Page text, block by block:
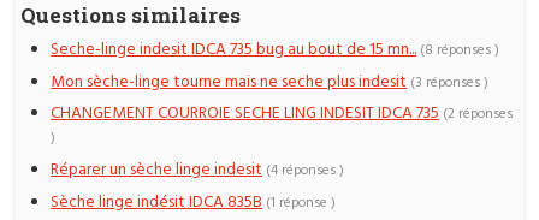
Questions similaires
Seche-linge indesit IDCA 735 bug au bout de 15 mn... (8 réponses )
Mon sèche-linge tourne mais ne seche plus indesit (3 réponses )
CHANGEMENT COURROIE SECHE LING INDESIT IDCA 735 (2 réponses
)
Réparer un sèche linge indesit (4 réponses )
Sèche linge indésit IDCA 835B (1 réponse )